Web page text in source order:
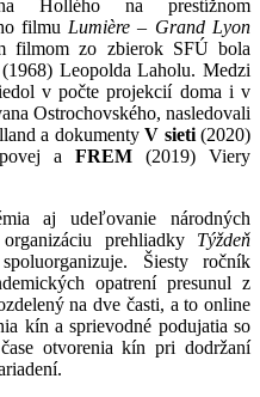
Hollého na prestížnom
filmu Lumière – Grand Lyon
filmom zo zbierok SFÚ bola
Leopolda Laholu. Medzi
v počte projekcií doma i v
Ostrochovského, nasledovali
a dokumentyV sieti(2020)
a FREM(2019) Viery
aj udeľovanie národných
prehliadky Týždeň
Šiesty ročník
opatrení presunul z
na dve časti, a to online
kín a sprievodné podujatia so
otvorenia kín pri dodržaní